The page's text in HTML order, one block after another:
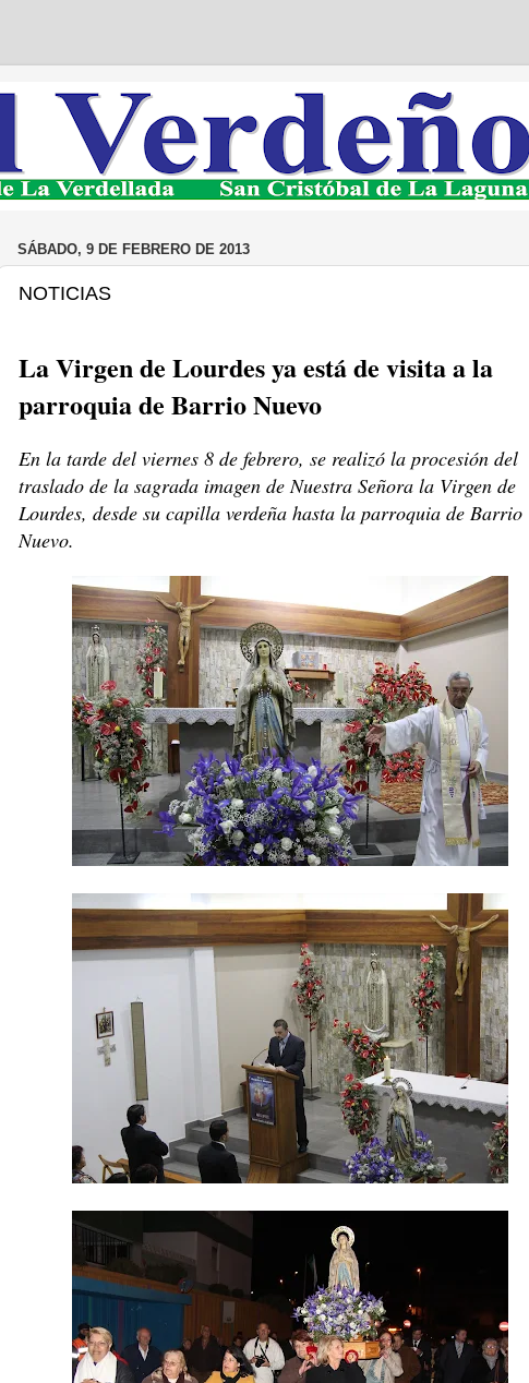
SÁBADO, 9 DE FEBRERO DE 2013
NOTICIAS
La Virgen de Lourdes ya está de visita a la
parroquia de Barrio Nuevo
En la tarde del viernes 8 de febrero, se realizó la procesión del
traslado de la sagrada imagen de Nuestra Señora la Virgen de
Lourdes, desde su capilla verdeña hasta la parroquia de Barrio
Nuevo.